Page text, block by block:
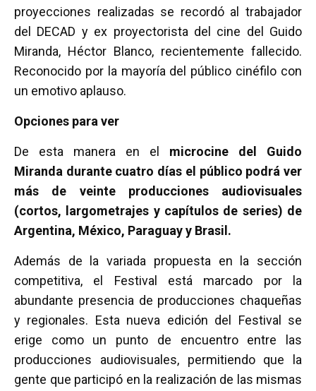
proyecciones realizadas se recordó al trabajador
del DECAD y ex proyectorista del cine del Guido
Miranda, Héctor Blanco, recientemente fallecido.
Reconocido por la mayoría del público cinéfilo con
un emotivo aplauso.
Opciones para ver
De esta manera en el microcine del Guido
Miranda durante cuatro días el público podrá ver
más de veinte producciones audiovisuales
(cortos, largometrajes y capítulos de series) de
Argentina, México, Paraguay y Brasil.
Además de la variada propuesta en la sección
competitiva, el Festival está marcado por la
abundante presencia de producciones chaqueñas
y regionales. Esta nueva edición del Festival se
erige como un punto de encuentro entre las
producciones audiovisuales, permitiendo que la
gente que participó en la realización de las mismas